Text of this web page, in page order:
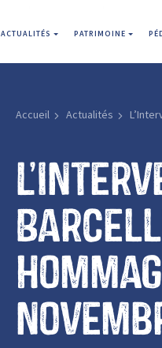
ACTUALITÉS PATRIMOINE
Accueil Actualités